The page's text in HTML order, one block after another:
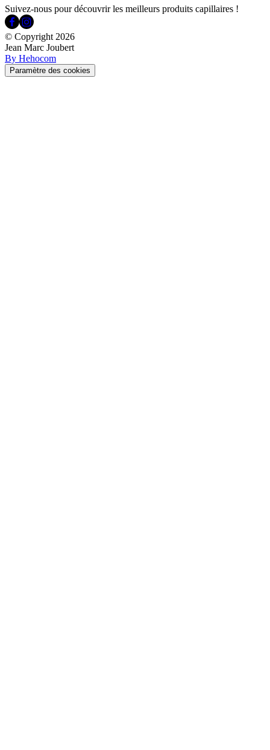
Suivez-nous pour découvrir les meilleurs produits capillaires !
© Copyright 2026
Jean Marc Joubert
By Hehocom
Paramètre des cookies